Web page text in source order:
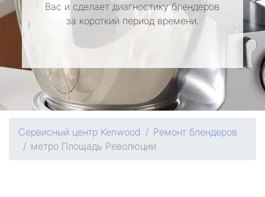
Вас и сделает диагностику блендеров
за короткий период времени.
Сервисный центр Kenwood
Ремонт блендеров
метро Площадь Революции